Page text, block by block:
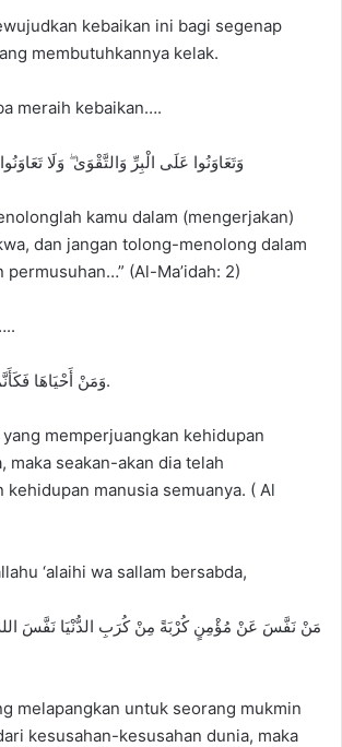
kebaikan ini bagi segenap
membutuhkannya kelak.
meraih kebaikan….
وَتَعَاوَنُوا عَلَى الْبِرِّ وَالتَّقْوَىٰ ۖ وَلَا
kamu dalam (mengerjakan)
dan jangan tolong-menolong dalam
permusuhan…” (Al-Ma’idah: 2)
وَمَنْ أَحْيَاهَا فَكَأَنَّمَآ أَحْيَا ٱلنَّاسَ جَمِيعً.
memperjuangkan kehidupan
maka seakan-akan dia telah
kehidupan manusia semuanya. ( Al
‘alaihi wa sallam bersabda,
مَنْ نَفَّسَ عَنْ مُؤْمِنٍ كُرْبَةً مِنْ كُرَبِ الدُّنْيَا نَفَّسَ
melapangkan untuk seorang mukmin
kesusahan-kesusahan dunia, maka